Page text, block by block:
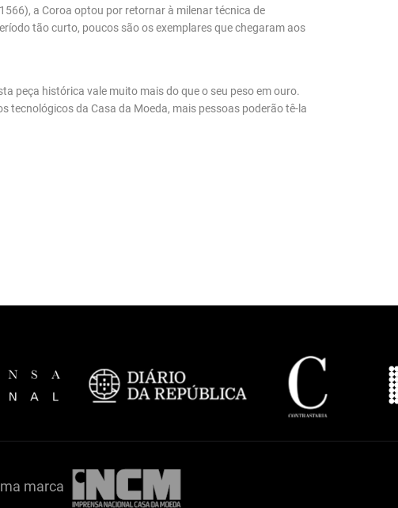
a Coroa optou por retornar à milenar técnica de
tão curto, poucos são os exemplares que chegaram aos
peça histórica vale muito mais do que o seu peso em ouro.
tecnológicos da Casa da Moeda, mais pessoas poderão tê-la
marca